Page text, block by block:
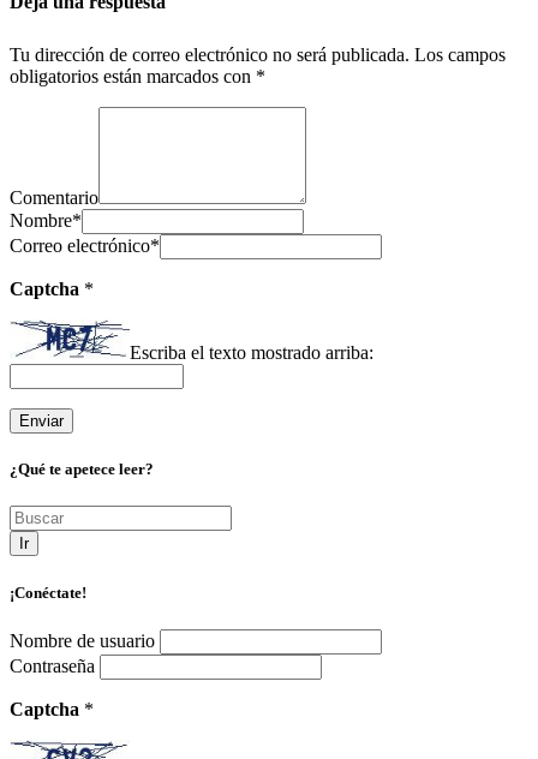
Tu dirección de correo electrónico no será publicada. Los campos
obligatorios están marcados con *
Comentario
Nombre*
Correo electrónico*
Captcha *
Escriba el texto mostrado arriba:
¿Qué te apetece leer?
Ir
¡Conéctate!
Nombre de usuario
Contraseña
Captcha *